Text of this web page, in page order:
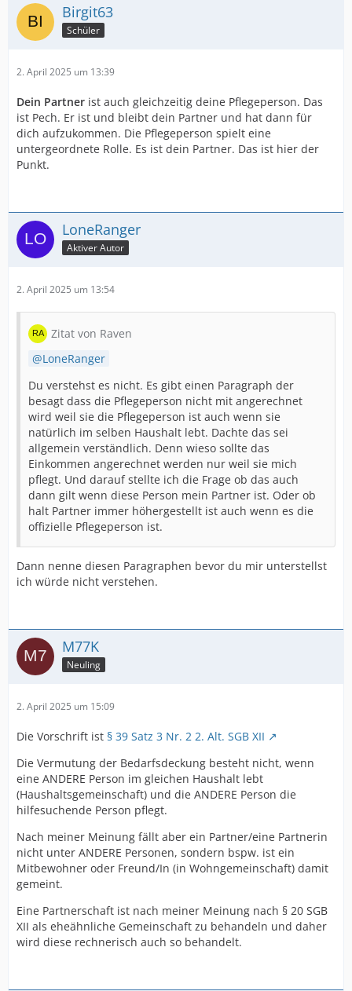
Birgit63
Schüler
2. April 2025 um 13:39
Dein Partner ist auch gleichzeitig deine Pflegeperson. Das
ist Pech. Er ist und bleibt dein Partner und hat dann für
dich aufzukommen. Die Pflegeperson spielt eine
untergeordnete Rolle. Es ist dein Partner. Das ist hier der
Punkt.
LoneRanger
Aktiver Autor
2. April 2025 um 13:54
Zitat von Raven
LoneRanger
Du verstehst es nicht. Es gibt einen Paragraph der
besagt dass die Pflegeperson nicht mit angerechnet
wird weil sie die Pflegeperson ist auch wenn sie
natürlich im selben Haushalt lebt. Dachte das sei
allgemein verständlich. Denn wieso sollte das
Einkommen angerechnet werden nur weil sie mich
pflegt. Und darauf stellte ich die Frage ob das auch
dann gilt wenn diese Person mein Partner ist. Oder ob
halt Partner immer höhergestellt ist auch wenn es die
offizielle Pflegeperson ist.
Dann nenne diesen Paragraphen bevor du mir unterstellst
ich würde nicht verstehen.
M77K
Neuling
2. April 2025 um 15:09
Die Vorschrift ist § 39 Satz 3 Nr. 2 2. Alt. SGB XII
Die Vermutung der Bedarfsdeckung besteht nicht, wenn
eine ANDERE Person im gleichen Haushalt lebt
(Haushaltsgemeinschaft) und die ANDERE Person die
hilfesuchende Person pflegt.
Nach meiner Meinung fällt aber ein Partner/eine Partnerin
nicht unter ANDERE Personen, sondern bspw. ist ein
Mitbewohner oder Freund/In (in Wohngemeinschaft) damit
gemeint.
Eine Partnerschaft ist nach meiner Meinung nach § 20 SGB
XII als eheähnliche Gemeinschaft zu behandeln und daher
wird diese rechnerisch auch so behandelt.